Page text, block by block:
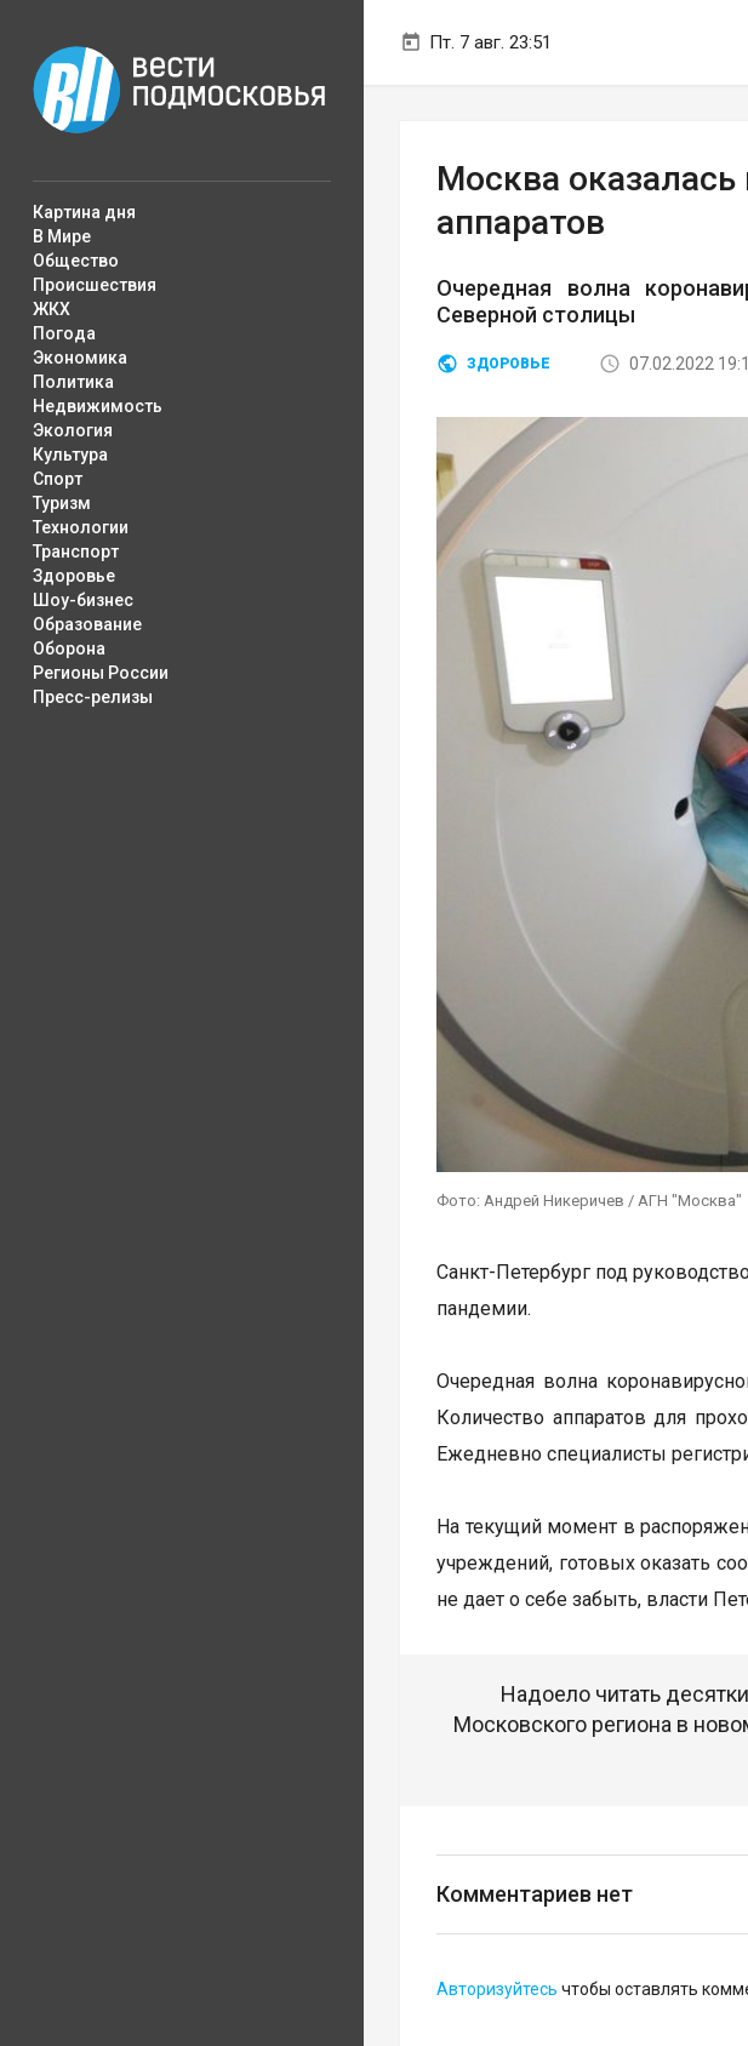
Пт. 7 авг. 23:51
Картина дня
В Мире
Общество
Происшествия
ЖКХ
Погода
Экономика
Политика
Недвижимость
Экология
Культура
Спорт
Туризм
Технологии
Транспорт
Здоровье
Шоу-бизнес
Образование
Оборона
Регионы России
Пресс-релизы
Москва
аппаратов
Очередная волна
Северной столицы
ЗДОРОВЬЕ 07.02.2022
Фото: Андрей Никеричев / АГН "Москва"
Санкт-Петербург под
пандемии.
Очередная волна
Количество аппаратов для
Ежедневно специалисты
На текущий момент в
учреждений, готовых оказать
не дает о себе забыть, власти
Надоело читать
Московского региона в
Комментариев нет
Авторизуйтесь чтобы оставлять